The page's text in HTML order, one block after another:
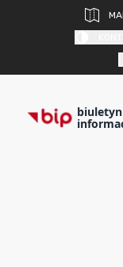
biuletyn